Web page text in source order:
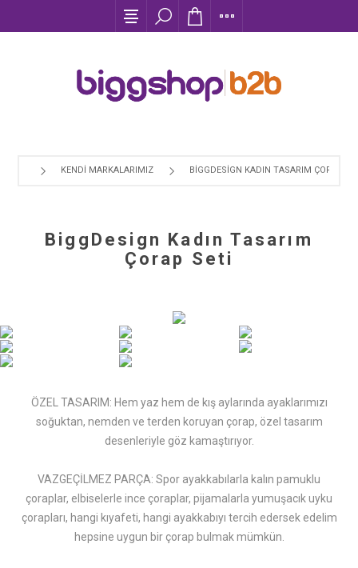
KENDI MARKALARIMIZ BIGGDESIGN KADIN TASARIM ÇORAP
BiggDesign Kadın Tasarım
Çorap Seti
ÖZEL TASARIM: Hem yaz hem de kış aylarında ayaklarımızı
soğuktan, nemden ve terden koruyan çorap, özel tasarım
desenleriyle göz kamaştırıyor.
VAZGEÇİLMEZ PARÇA: Spor ayakkabılarla kalın pamuklu
çoraplar, elbiselerle ince çoraplar, pijamalarla yumuşacık uyku
çorapları, hangi kıyafeti, hangi ayakkabıyı tercih edersek edelim
hepsine uygun bir çorap bulmak mümkün.